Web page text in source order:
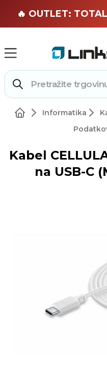
🏄
🔥 OUTLET:
Informatika
Kabel
na USB-C